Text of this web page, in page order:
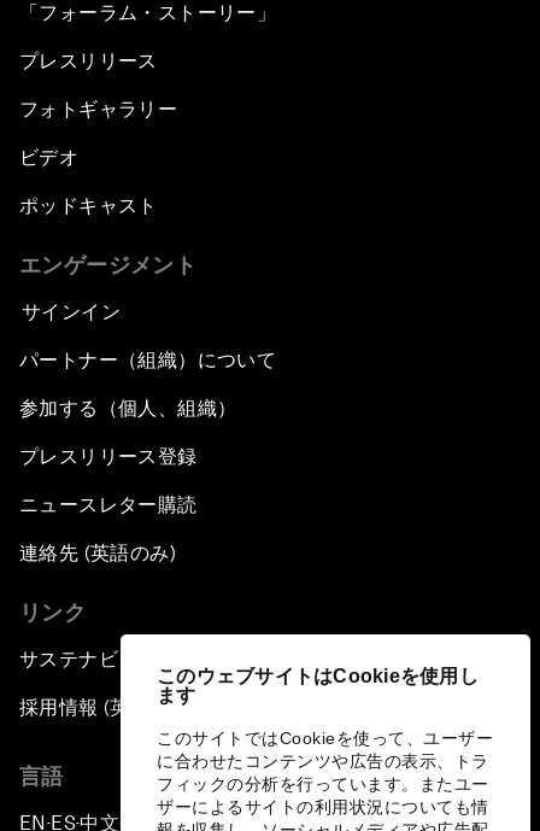
このウェブサイトはCookieを使用し
ます
このサイトではCookieを使って、ユーザー
に合わせたコンテンツや広告の表示、トラ
フィックの分析を行っています。またユー
ザーによるサイトの利用状況についても情
「フォーラム・ストーリー」
プレスリリース
フォトギャラリー
ビデオ
ポッドキャスト
エンゲージメント
サインイン
パートナー（組織）について
参加する（個人、組織）
プレスリリース登録
ニュースレター購読
連絡先 (英語のみ)
リンク
サステナビリティへの取り組み
採用情報 (英語のみ)
言語
EN ▪ES▪中文▪ 日本語